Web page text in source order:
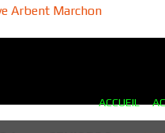
Arbent Marchon
ACCUEIL